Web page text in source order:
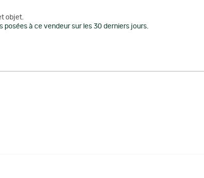
objet.
posées à ce vendeur sur les 30 derniers jours.